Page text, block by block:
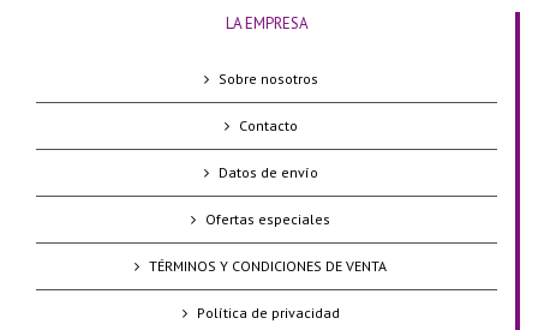
LA EMPRESA
Sobre nosotros
Contacto
Datos de envío
Ofertas especiales
TÉRMINOS Y CONDICIONES DE VENTA
Política de privacidad